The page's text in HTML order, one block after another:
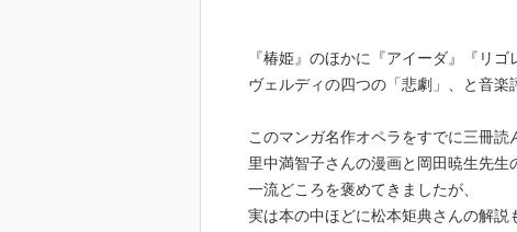
『椿姫』のほかに『アイーダ』『リ
ヴェルディの四つの「悲劇」、と音楽
このマンガ名作オペラをすでに三冊読
里中満智子さんの漫画と岡田暁生先生
一流どころを褒めてきましたが、
実は本の中ほどに松本矩典さんの解説